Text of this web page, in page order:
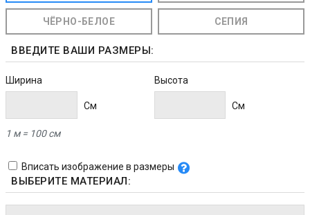
ЧЁРНО-БЕЛОЕ СЕПИЯ
ВВЕДИТЕ ВАШИ РАЗМЕРЫ:
Ширина
Cм
Высота
Cм
1 м = 100 см
Вписать изображение в размеры
ВЫБЕРИТЕ МАТЕРИАЛ: